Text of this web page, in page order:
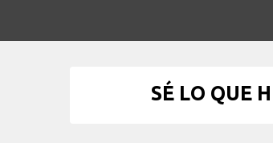
SÉ LO QUE
FESTIVALES